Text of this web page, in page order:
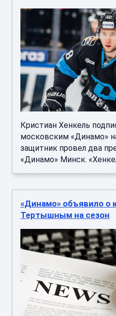
Кристиан Хенкель
московским «Динамо»
защитник провел два
«Динамо» Минск.
«Динамо» объявило о
Тертышным на сезон